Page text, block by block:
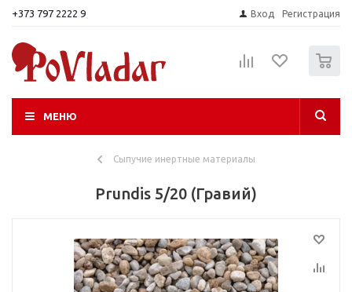
+373 797 2222 9 Вход Регистрация
МЕНЮ
Сыпучие инертные материалы
Prundis 5/20 (Гравий)